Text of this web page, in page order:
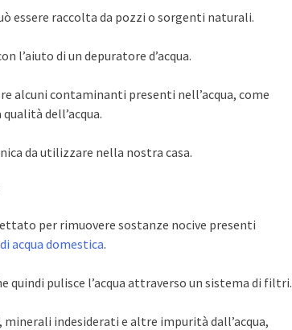
essere raccolta da pozzi o sorgenti naturali.
l’aiuto di un depuratore d’acqua.
alcuni contaminanti presenti nell’acqua, come
dell’acqua.
da utilizzare nella nostra casa.
per rimuovere sostanze nocive presenti
acqua domestica.
quindi pulisce l’acqua attraverso un sistema di filtri.
indesiderati e altre impurità dall’acqua,